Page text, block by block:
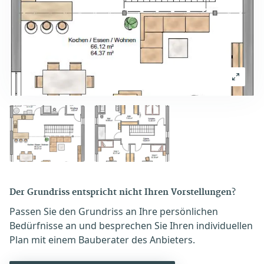
Der Grundriss entspricht nicht Ihren Vorstellungen?
Passen Sie den Grundriss an Ihre persönlichen
Bedürfnisse an und besprechen Sie Ihren individuellen
Plan mit einem Bauberater des Anbieters.